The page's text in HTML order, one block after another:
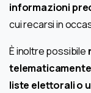
informazioni
cui recarsi in
È inoltre possibile
liste elettorali o